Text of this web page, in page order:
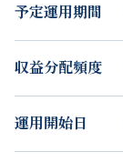
予定運用期間
収益分配頻度
運用開始日